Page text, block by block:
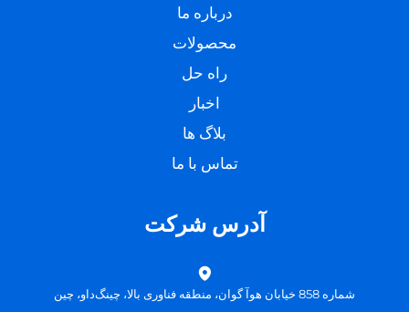
درباره ما
محصولات
راه حل
اخبار
بلاگ ها
تماس با ما
آدرس شرکت
شماره 858 خیابان هوآ گوان، منطقه فناوری بالا، چینگ‌داو، چین